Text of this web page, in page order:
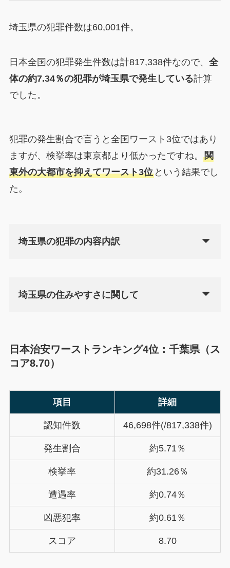
埼玉県の犯罪件数は60,001件。
日本全国の犯罪発生件数は計817,338件なので、 全
体の約7.34％の犯罪が埼玉県で発生している計算
でした。
犯罪の発生割合で言うと全国ワースト3位ではあり
ますが、検挙率は東京都より低かったですね。 関
東外の大都市を抑えてワースト3位という結果でし
た。
埼玉県の犯罪の内容内訳
埼玉県の住みやすさに関して
日本治安ワーストランキング4位：千葉県（ス
コア8.70）
項目 詳細
認知件数 46,698件(/817,338件)
発生割合 約5.71％
検挙率 約31.26％
遭遇率 約0.74％
凶悪犯率 約0.61％
スコア 8.70